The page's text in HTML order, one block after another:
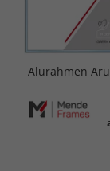
Alurahmen